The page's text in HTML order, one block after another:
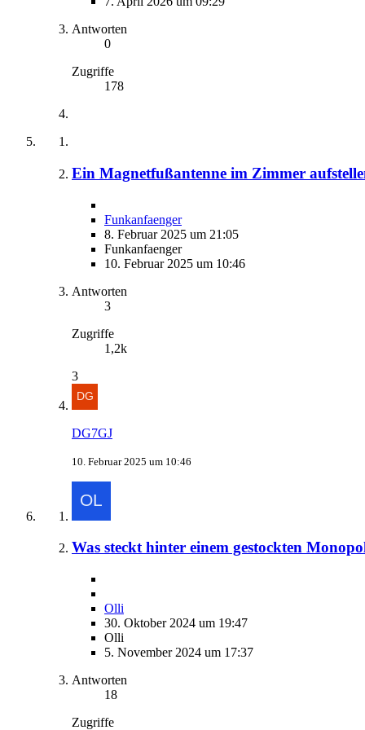
Antworten
0
Zugriffe
178
Ein Magnetfußantenne im Zimmer
Funkanfaenger
8. Februar 2025 um 21:05
Funkanfaenger
10. Februar 2025 um 10:46
Antworten
3
Zugriffe
1,2k
3
DG7GJ
10. Februar 2025 um 10:46
Was steckt hinter einem gestockten
Olli
30. Oktober 2024 um 19:47
Olli
5. November 2024 um 17:37
Antworten
18
Zugriffe